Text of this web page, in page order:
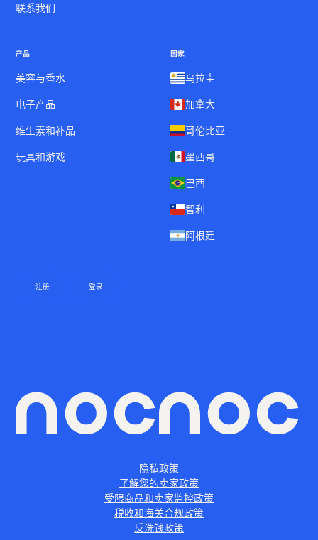
联系我们
产品
美容与香水
电子产品
维生素和补品
玩具和游戏
国家
乌拉圭
加拿大
哥伦比亚
墨西哥
巴西
智利
阿根廷
注册 登录
隐私政策
了解您的卖家政策
受限商品和卖家监控政策
税收和海关合规政策
反洗钱政策